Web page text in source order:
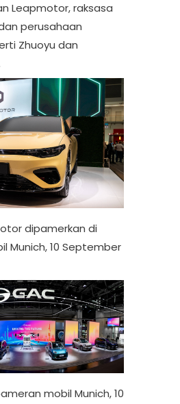
Leapmotor, raksasa
perusahaan
Zhuoyu dan
dipamerkan di
Munich, 10 September
mobil Munich, 10